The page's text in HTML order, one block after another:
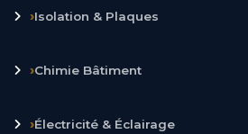
›Isolation & Plaques
›Chimie Bâtiment
›Électricité & Éclairage